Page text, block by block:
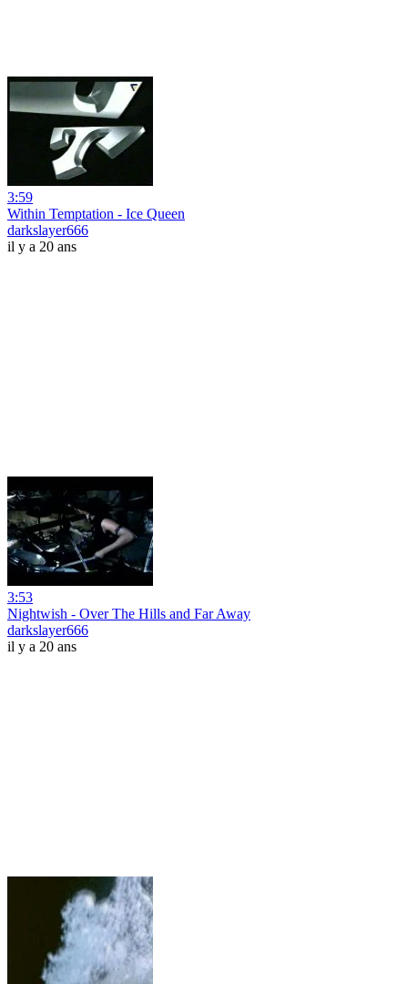
3:59
Within Temptation - Ice Queen
darkslayer666
il y a 20 ans
3:53
Nightwish - Over The Hills and Far Away
darkslayer666
il y a 20 ans